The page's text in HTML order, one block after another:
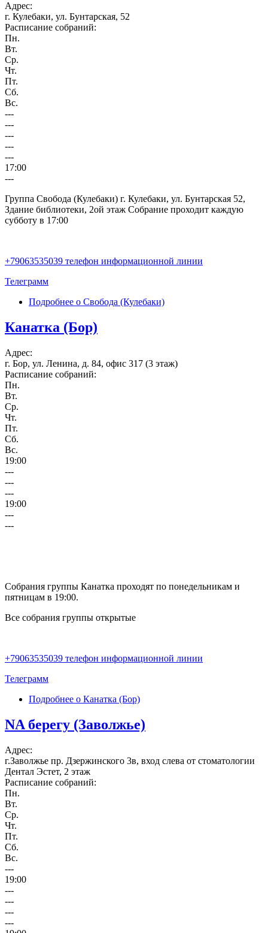
Адрес:
г. Кулебаки, ул. Бунтарская, 52
Расписание собраний:
Пн.
Вт.
Ср.
Чт.
Пт.
Сб.
Вс.
---
---
---
---
---
17:00
---
Группа Свобода (Кулебаки) г. Кулебаки, ул. Бунтарская 52,
Здание библиотеки, 2ой этаж Собрание проходит каждую
субботу в 17:00
+79063535039 телефон информационной линии
Телеграмм
Подробнее о Свобода (Кулебаки)
Канатка (Бор)
Адрес:
г. Бор, ул. Ленина, д. 84, офис 317 (3 этаж)
Расписание собраний:
Пн.
Вт.
Ср.
Чт.
Пт.
Сб.
Вс.
19:00
---
---
---
19:00
---
---
Собрания группы Канатка проходят по понедельникам и
пятницам в 19:00.
Все собрания группы открытые
+79063535039 телефон информационной линии
Телеграмм
Подробнее о Канатка (Бор)
NA берегу (Заволжье)
Адрес:
г.Заволжье пр. Дзержинского 3в, вход слева от стоматологии
Дентал Эстет, 2 этаж
Расписание собраний:
Пн.
Вт.
Ср.
Чт.
Пт.
Сб.
Вс.
---
19:00
---
---
---
---